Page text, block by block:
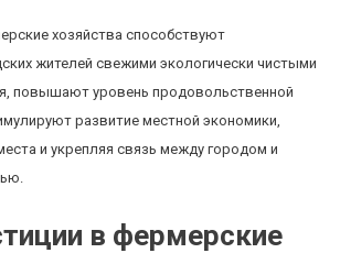
хозяйства способствуют
жителей свежими экологически чистыми
повышают уровень продовольственной
развитие местной экономики,
и укрепляя связь между городом и
в фермерские